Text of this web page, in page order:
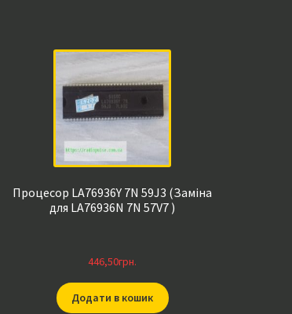
Процесор LA76936Y 7N 59J3 (Заміна
для LA76936N 7N 57V7 )
446,50грн.
Додати в кошик